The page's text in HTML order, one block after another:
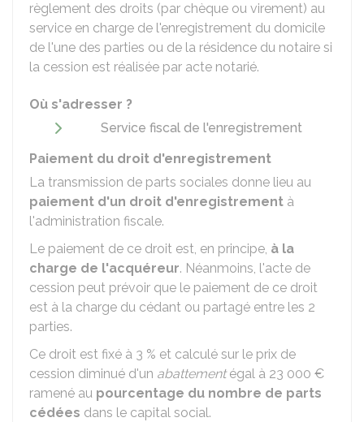
règlement des droits (par chèque ou virement) au
service en charge de l'enregistrement du domicile
de l'une des parties ou de la résidence du notaire si
la cession est réalisée par acte notarié.
Où s'adresser ?
Service fiscal de l'enregistrement
Paiement du droit d'enregistrement
La transmission de parts sociales donne lieu au
paiement d'un droit d'enregistrement à
l'administration fiscale.
Le paiement de ce droit est, en principe, à la
charge de l'acquéreur. Néanmoins, l'acte de
cession peut prévoir que le paiement de ce droit
est à la charge du cédant ou partagé entre les 2
parties.
Ce droit est fixé à 3 % et calculé sur le prix de
cession diminué d'un abattementégal à 23 000 €
ramené au pourcentage du nombre de parts
cédées dans le capital social.